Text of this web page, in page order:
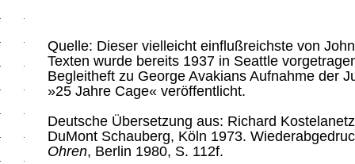
Quelle: Dieser vielleicht einflußreichste von
Texten wurde bereits 1937 in Seattle
Begleitheft zu George Avakians Aufnahme der
»25 Jahre Cage« veröffentlicht.
Deutsche Übersetzung aus: Richard
DuMont Schauberg, Köln 1973.
Ohren, Berlin 1980, S. 112f.